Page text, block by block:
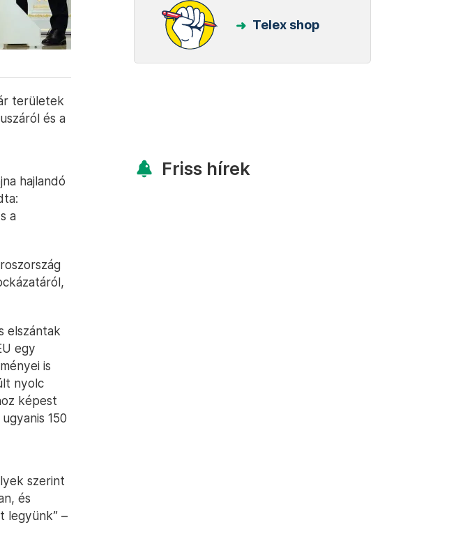
területek
és a
hajlandó
a
elszántak
egy
is
nyolc
képest
150
szerint
és
legyünk” –
Telex shop
Friss hírek